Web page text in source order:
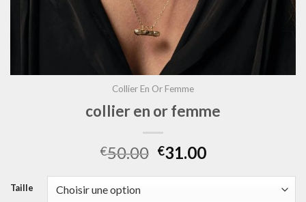
Collier En Or Femme
collier en or femme
€50.00 €31.00
Taille